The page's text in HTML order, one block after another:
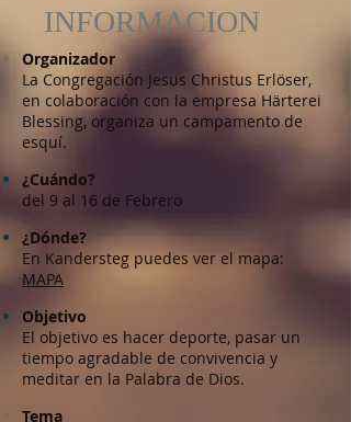
INFORMACION
Organizador
La Congregación Jesus Christus Erlöser,
en colaboración con la empresa Härterei
Blessing, organiza un campamento de
esquí.
¿Cuándo?
del 9 al 16 de Febrero
¿Dónde?
En Kandersteg puedes ver el mapa:
MAPA
Objetivo
El objetivo es hacer deporte, pasar un
tiempo agradable de convivencia y
meditar en la Palabra de Dios.
Tema